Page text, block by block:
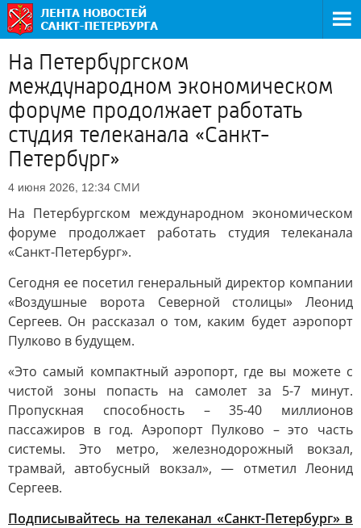
На Петербургском
международном экономическом
форуме продолжает работать
студия телеканала «Санкт-
Петербург»
4 июня 2026, 12:34 СМИ
На Петербургском международном экономическом
форуме продолжает работать студия телеканала
«Санкт-Петербург».
Сегодня ее посетил генеральный директор компании
«Воздушные ворота Северной столицы» Леонид
Сергеев. Он рассказал о том, каким будет аэропорт
Пулково в будущем.
«Это самый компактный аэропорт, где вы можете с
чистой зоны попасть на самолет за 5-7 минут.
Пропускная способность – 35-40 миллионов
пассажиров в год. Аэропорт Пулково – это часть
системы. Это метро, железнодорожный вокзал,
трамвай, автобусный вокзал», — отметил Леонид
Сергеев.
Подписывайтесь на телеканал «Санкт-Петербург» в